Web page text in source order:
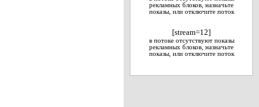
рекламных блоков, назначьте
показы, или отключите поток
[stream=12]
в потоке отсутствуют показы
рекламных блоков, назначьте
показы, или отключите поток